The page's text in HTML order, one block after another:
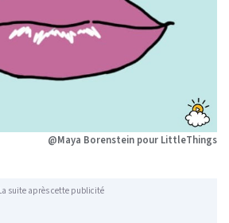
@Maya Borenstein pour LittleThings
suite après cette publicité